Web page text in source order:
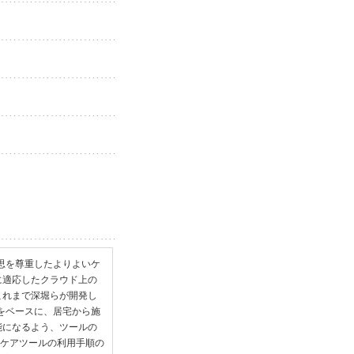
を尊重したよりよいケ
応したクラウド上の
まで深堀らが開発し
ベースに、居宅から施
なるよう、ツールの
アツールの利用手順の